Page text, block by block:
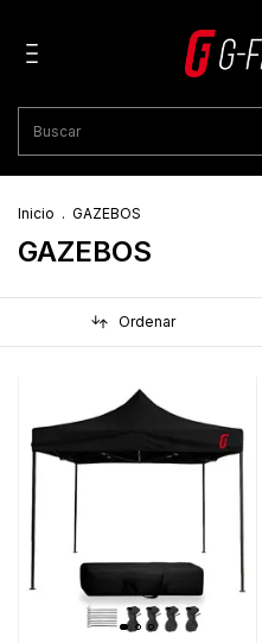
Inicio . GAZEBOS
GAZEBOS
Ordenar